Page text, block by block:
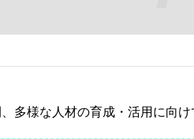
多様な人材の育成・活用に向